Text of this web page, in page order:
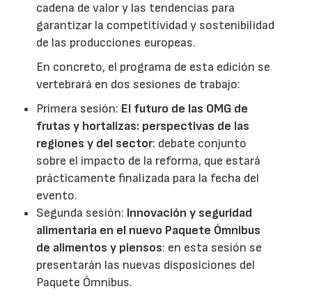
cadena de valor y las tendencias para
garantizar la competitividad y sostenibilidad
de las producciones europeas.
En concreto, el programa de esta edición se
vertebrará en dos sesiones de trabajo:
Primera sesión: El futuro de las OMG de
frutas y hortalizas: perspectivas de las
regiones y del sector: debate conjunto
sobre el impacto de la reforma, que estará
prácticamente finalizada para la fecha del
evento.
Segunda sesión: Innovación y seguridad
alimentaria en el nuevo Paquete Ómnibus
de alimentos y piensos: en esta sesión se
presentarán las nuevas disposiciones del
Paquete Ómnibus.